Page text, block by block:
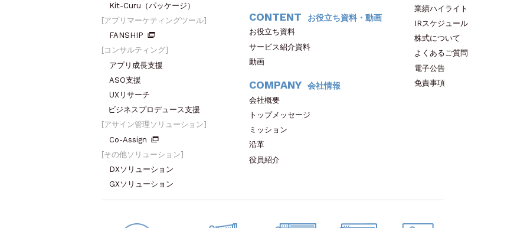
Kit-Curu（パッケージ）
アプリマーケティングツール
FANSHIP
コンサルティング
アプリ成長支援
ASO支援
UXリサーチ
ビジネスプロデュース支援
アサイン管理ソリューション
Co-Assign
その他ソリューション
DXソリューション
GXソリューション
CONTENT お役立ち資料・動画
お役立ち資料
サービス紹介資料
動画
COMPANY 会社情報
会社概要
トップメッセージ
ミッション
沿革
役員紹介
業績ハイライト
IRスケジュール
株式について
よくあるご質問
電子公告
免責事項